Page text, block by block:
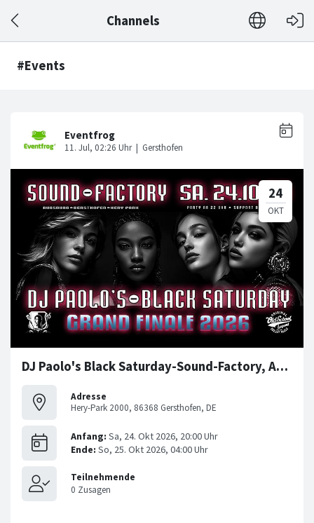
Channels
#Events
DJ Paolo's Black Saturday-Sound-Factory, Augsburg-Gersthofen
Adresse
Hery-Park 2000, 86368 Gersthofen, DE